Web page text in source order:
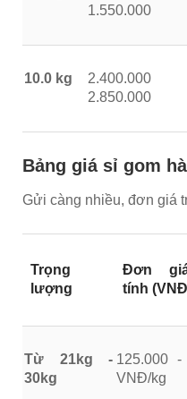
1.550.000
10.0 kg
2.850.000
Bảng giá sỉ gom
Gửi càng nhiều, đơn giá
Trọng
lượng
Đơn
tính
Từ 21kg -
30kg
125.000 -
VNĐ/kg